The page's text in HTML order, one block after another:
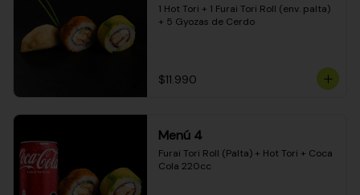
1 Hot Tori + 1 Furai Tori Roll (env. palta)
+ 5 Gyozas de Cerdo
$11.990
Menú 4
Furai Tori Roll (Palta) + Hot Tori + Coca
Cola 220cc